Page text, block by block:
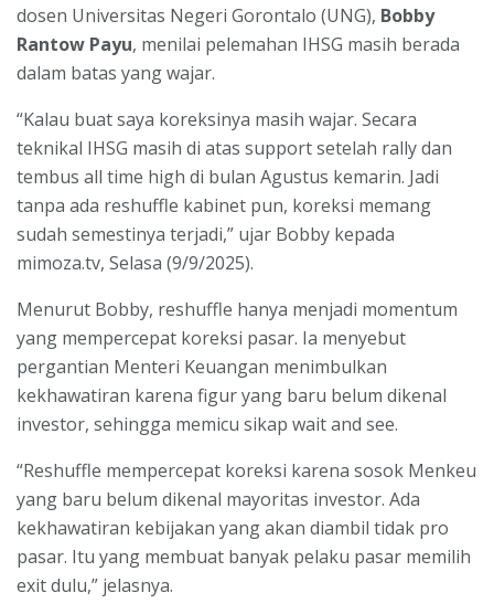
dosen Universitas Negeri Gorontalo (UNG), Bobby
Rantow Payu, menilai pelemahan IHSG masih berada
dalam batas yang wajar.
“Kalau buat saya koreksinya masih wajar. Secara
teknikal IHSG masih di atas support setelah rally dan
tembus all time high di bulan Agustus kemarin. Jadi
tanpa ada reshuffle kabinet pun, koreksi memang
sudah semestinya terjadi,” ujar Bobby kepada
mimoza.tv, Selasa (9/9/2025).
Menurut Bobby, reshuffle hanya menjadi momentum
yang mempercepat koreksi pasar. Ia menyebut
pergantian Menteri Keuangan menimbulkan
kekhawatiran karena figur yang baru belum dikenal
investor, sehingga memicu sikap wait and see.
“Reshuffle mempercepat koreksi karena sosok Menkeu
yang baru belum dikenal mayoritas investor. Ada
kekhawatiran kebijakan yang akan diambil tidak pro
pasar. Itu yang membuat banyak pelaku pasar memilih
exit dulu,” jelasnya.